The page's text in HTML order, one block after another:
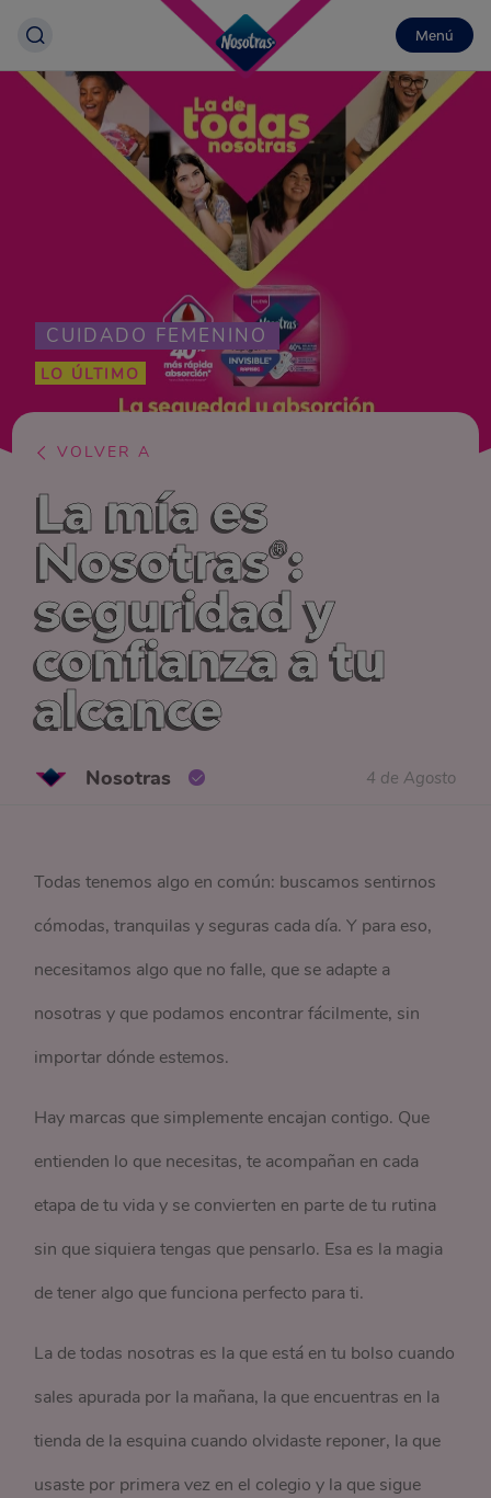
Menú
CUIDADO FEMENINO
LO ÚLTIMO
VOLVER A
La mía es
Nosotras®:
seguridad y
confianza a tu
alcance
Nosotras 4 de Agosto
Todas tenemos algo en común: buscamos sentirnos
cómodas, tranquilas y seguras cada día. Y para eso,
necesitamos algo que no falle, que se adapte a
nosotras y que podamos encontrar fácilmente, sin
importar dónde estemos.
Hay marcas que simplemente encajan contigo. Que
entienden lo que necesitas, te acompañan en cada
etapa de tu vida y se convierten en parte de tu rutina
sin que siquiera tengas que pensarlo. Esa es la magia
de tener algo que funciona perfecto para ti.
La de todas nosotras es la que está en tu bolso cuando
sales apurada por la mañana, la que encuentras en la
tienda de la esquina cuando olvidaste reponer, la que
usaste por primera vez en el colegio y la que sigue